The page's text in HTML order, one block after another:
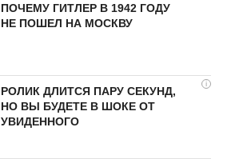
ПОЧЕМУ ГИТЛЕР В 1942 ГОДУ
НЕ ПОШЕЛ НА МОСКВУ
i
РОЛИК ДЛИТСЯ ПАРУ СЕКУНД,
НО ВЫ БУДЕТЕ В ШОКЕ ОТ
УВИДЕННОГО